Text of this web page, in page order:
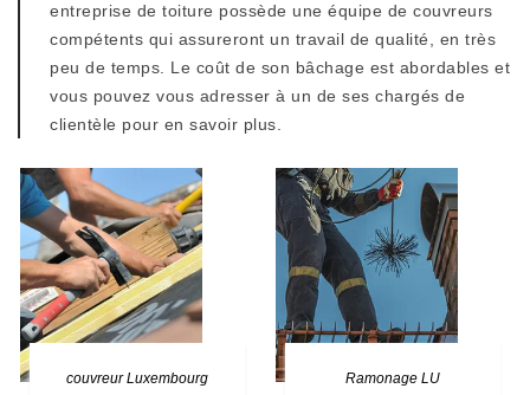
entreprise de toiture possède une équipe de couvreurs
compétents qui assureront un travail de qualité, en très
peu de temps. Le coût de son bâchage est abordables et
vous pouvez vous adresser à un de ses chargés de
clientèle pour en savoir plus.
couvreur Luxembourg Ramonage LU